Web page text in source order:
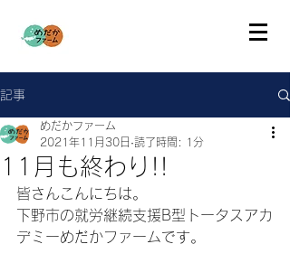
記事
11月も終わり!!
めだかファーム
2021年11月30日 読了時間: 1分
皆さんこんにちは。
下野市の就労継続支援B型トータスアカ
デミーめだかファームです。